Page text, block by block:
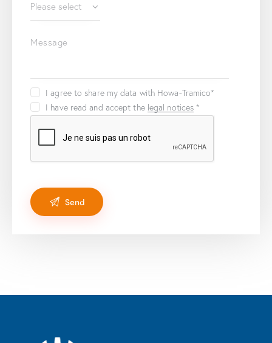
I agree to share my data with Howa-Tramico*
I have read and accept the legal notices *